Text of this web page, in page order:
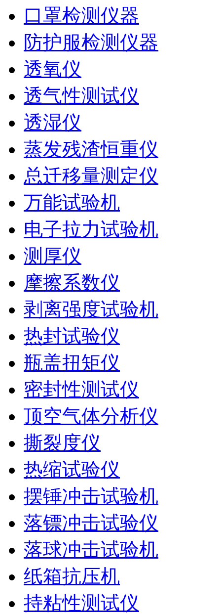
口罩检测仪器
防护服检测仪器
透氧仪
透气性测试仪
透湿仪
蒸发残渣恒重仪
总迁移量测定仪
万能试验机
电子拉力试验机
测厚仪
摩擦系数仪
剥离强度试验机
热封试验仪
瓶盖扭矩仪
密封性测试仪
顶空气体分析仪
撕裂度仪
热缩试验仪
摆锤冲击试验机
落镖冲击试验仪
落球冲击试验机
纸箱抗压机
持粘性测试仪